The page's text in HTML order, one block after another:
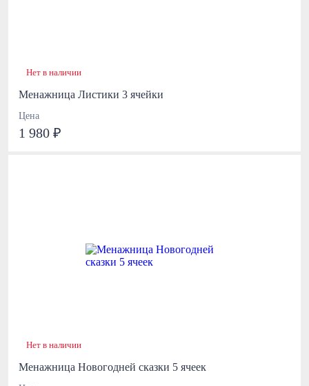
Нет в наличии
Менажница Листики 3 ячейки
Цена
1 980 ₽
Нет в наличии
Менажница Новогодней сказки 5 ячеек